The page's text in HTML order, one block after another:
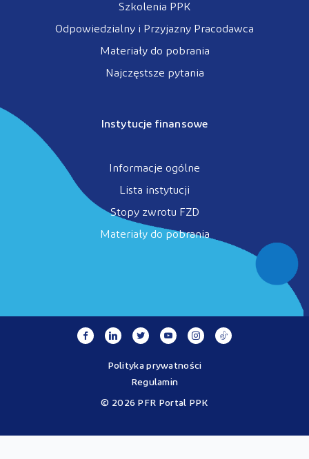
Szkolenia PPK
Odpowiedzialny i Przyjazny Pracodawca
Materiały do pobrania
Najczęstsze pytania
Instytucje finansowe
Informacje ogólne
Lista instytucji
Stopy zwrotu FZD
Materiały do pobrania
© 2026 PFR Portal PPK
Polityka prywatności
Regulamin